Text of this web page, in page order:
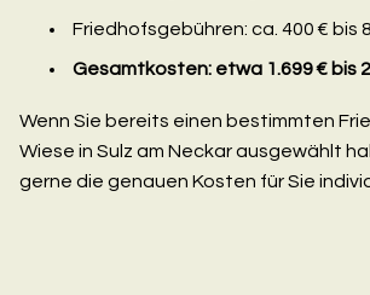
Friedhofsgebühren: ca. 400 € bis
Gesamtkosten: etwa 1.699 € bis
Wenn Sie bereits einen bestimmten
Wiese in Sulz am Neckar ausgewählt
gerne die genauen Kosten für Sie